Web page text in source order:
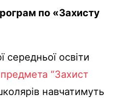
по «Захисту
середньої освіти
“Захист
навчатимуть